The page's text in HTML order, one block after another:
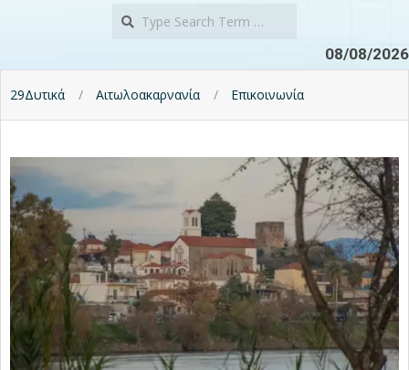
08/08/2026
29Δυτικά Αιτωλοακαρνανία Επικοινωνία